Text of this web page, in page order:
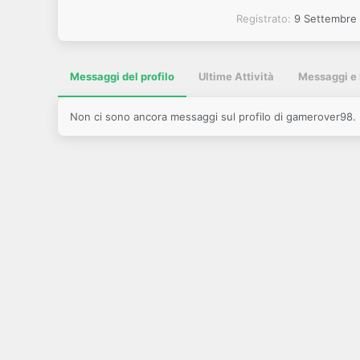
Registrato 9 Settembre
Messaggi del profilo Ultime Attività Messaggi
Non ci sono ancora messaggi sul profilo di gamerover98.